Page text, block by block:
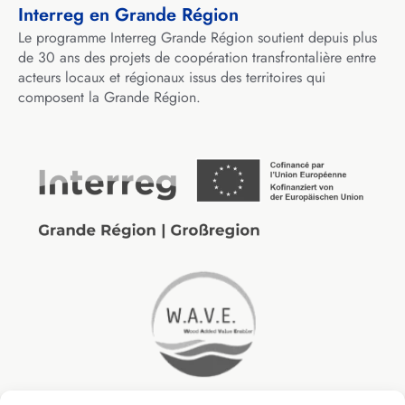
Interreg en Grande Région
Le programme Interreg Grande Région soutient depuis plus
de 30 ans des projets de coopération transfrontalière entre
acteurs locaux et régionaux issus des territoires qui
composent la Grande Région.